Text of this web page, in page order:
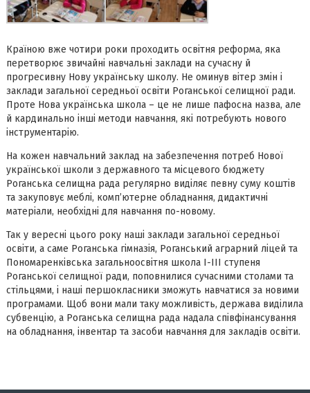
Країною вже чотири роки проходить освітня реформа, яка
перетворює звичайні навчальні заклади на сучасну й
прогресивну Нову українську школу. Не оминув вітер змін і
заклади загальної середньої освіти Роганської селищної ради.
Проте Нова українська школа – це не лише пафосна назва, але
й кардинально інші методи навчання, які потребують нового
інструментарію.
На кожен навчальний заклад на забезпечення потреб Нової
української школи з державного та місцевого бюджету
Роганська селищна рада регулярно виділяє певну суму коштів
та закуповує меблі, комп’ютерне обладнання, дидактичні
матеріали, необхідні для навчання по-новому.
Так у вересні цього року наші заклади загальної середньої
освіти, а саме Роганська гімназія, Роганський аграрний ліцей та
Пономаренківська загальноосвітня школа І-ІІІ ступеня
Роганської селищної ради, поповнилися сучасними столами та
стільцями, і наші першокласники зможуть навчатися за новими
програмами. Щоб вони мали таку можливість, держава виділила
субвенцію, а Роганська селищна рада надала співфінансування
на обладнання, інвентар та засоби навчання для закладів освіти.